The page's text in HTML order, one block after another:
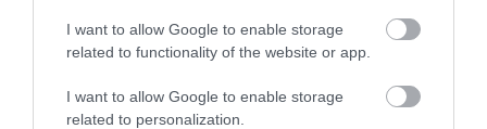
I want to allow Google to enable storage
related to functionality of the website or app.
I want to allow Google to enable storage
related to personalization.
béradatait vizsgálta meg az RSM Hungary. A 800 ezer és 1,2
millió forint közötti havi bruttó fizetési sávban dolgozó
alkalmazottak esetében a…